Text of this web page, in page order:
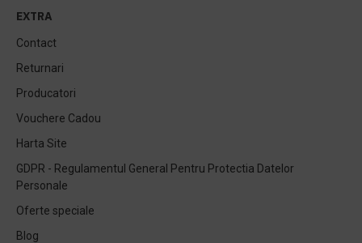
EXTRA
Contact
Returnari
Producatori
Vouchere Cadou
Harta Site
GDPR - Regulamentul General Pentru Protectia Datelor
Personale
Oferte speciale
Blog